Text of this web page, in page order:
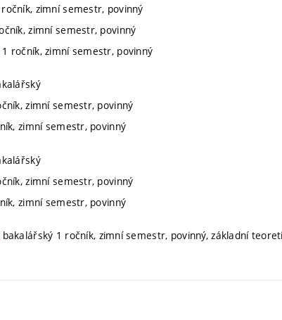
ročník, zimní semestr, povinný
zimní semestr, povinný
1 ročník, zimní semestr, povinný
zimní semestr, povinný
zimní semestr, povinný
zimní semestr, povinný
zimní semestr, povinný
bakalářský 1 ročník, zimní semestr, povinný, základní